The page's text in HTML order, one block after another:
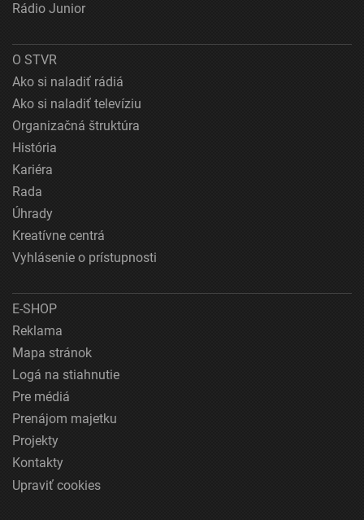
Rádio Junior
O STVR
Ako si naladiť rádiá
Ako si naladiť televíziu
Organizačná štruktúra
História
Kariéra
Rada
Úhrady
Kreatívne centrá
Vyhlásenie o prístupnosti
E-SHOP
Reklama
Mapa stránok
Logá na stiahnutie
Pre médiá
Prenájom majetku
Projekty
Kontakty
Upraviť cookies